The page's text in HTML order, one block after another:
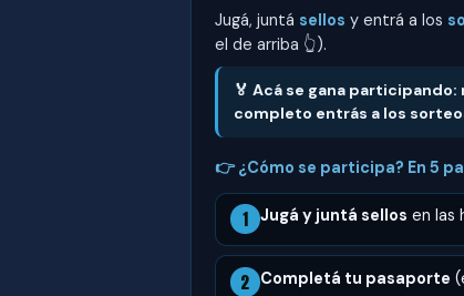
Jugá, juntá sellos y entrá a los
el de arriba 👆).
🏅 Acá se gana participando:
completo entrás a los
👉 ¿Cómo se participa? En 5
1 Jugá y juntá sellos en las
2 Completá tu pasaporte